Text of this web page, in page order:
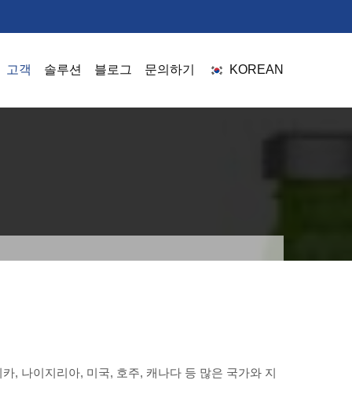
고객 솔루션 블로그 문의하기 KOREAN
, 나이지리아, 미국, 호주, 캐나다 등 많은 국가와 지